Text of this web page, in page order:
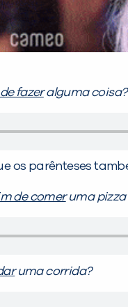
fazeralguma coisa?
os parênteses
de comeruma
uma corrida?